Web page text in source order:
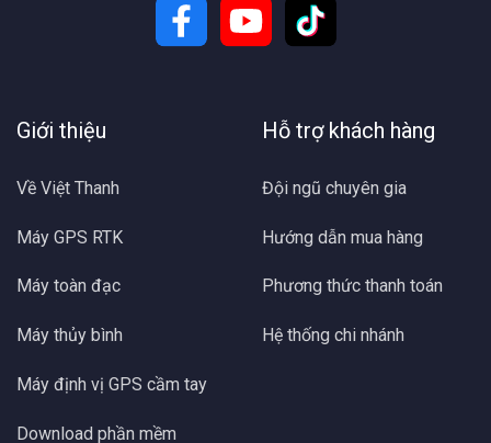
Giới thiệu
Về Việt Thanh
Máy GPS RTK
Máy toàn đạc
Máy thủy bình
Máy định vị GPS cầm tay
Download phần mềm
Hỗ trợ khách hàng
Đội ngũ chuyên gia
Hướng dẫn mua hàng
Phương thức thanh toán
Hệ thống chi nhánh